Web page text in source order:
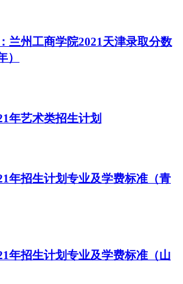
兰州工商学院2021天津录取分数
）
年艺术类招生计划
年招生计划专业及学费标准（青
年招生计划专业及学费标准（山